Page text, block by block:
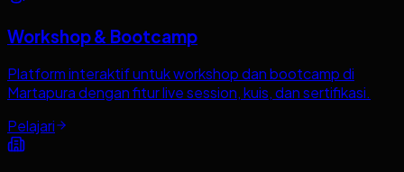
Workshop & Bootcamp
Platform interaktif untuk workshop dan bootcamp di
Martapura dengan fitur live session, kuis, dan sertifikasi.
Pelajari